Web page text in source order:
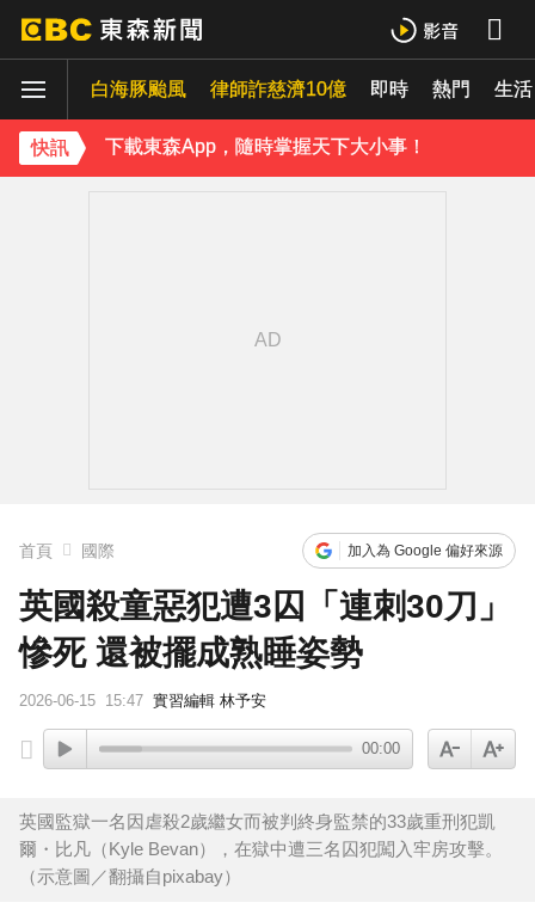
白海豚颱風 律師詐慈濟10億 即時 熱門 生活
快訊
八點檔女神美照遭放大腳趾！被酸「暗沉皺褶」本人無奈回應
下載東森App，隨時掌握天下大小事！
首頁 國際 加入為 Google 偏好來源
英國殺童惡犯遭3囚「連刺30刀」
慘死 還被擺成熟睡姿勢
2026-06-15 15:47 實習編輯 林予安
00:00
英國監獄一名因虐殺2歲繼女而被判終身監禁的33歲重刑犯凱
爾・比凡（Kyle Bevan），在獄中遭三名囚犯闖入牢房攻擊。
（示意圖／翻攝自pixabay）